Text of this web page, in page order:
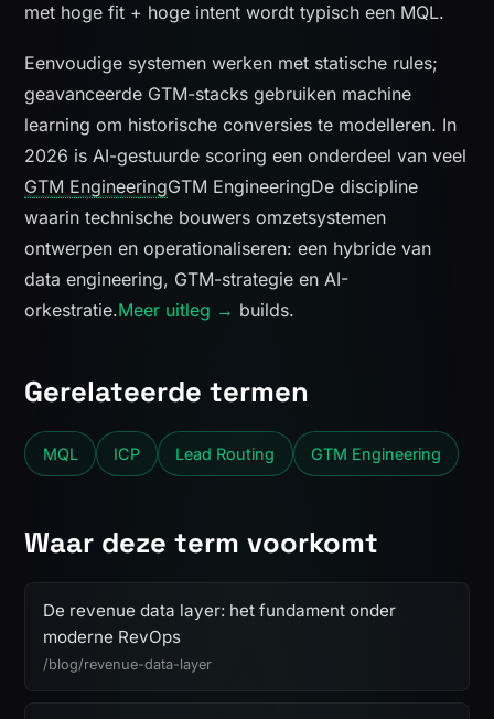
met hoge fit + hoge intent wordt typisch een MQL.
Eenvoudige systemen werken met statische rules;
geavanceerde GTM-stacks gebruiken machine
learning om historische conversies te modelleren. In
2026 is AI-gestuurde scoring een onderdeel van veel
GTM EngineeringGTM EngineeringDe discipline
waarin technische bouwers omzetsystemen
ontwerpen en operationaliseren: een hybride van
data engineering, GTM-strategie en AI-
orkestratie.Meer uitleg → builds.
Gerelateerde termen
MQL ICP Lead Routing GTM Engineering
Waar deze term voorkomt
De revenue data layer: het fundament onder
moderne RevOps
/blog/revenue-data-layer